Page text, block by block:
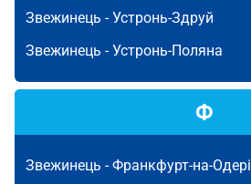
Звежинець -Устронь-Здруй
Звежинець -Устронь-Поляна
Ф
Звежинець -Франкфурт-на-Одері